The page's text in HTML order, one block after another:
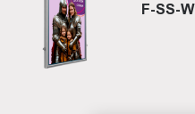
F-SS-